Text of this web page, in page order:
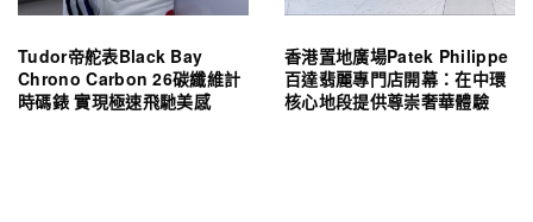
Tudor帝舵表Black Bay
Chrono Carbon 26碳纖維計
時碼錶 實現極速飛馳美感
香港置地廣場Patek Philippe
百達翡麗專門店開幕：在中環
核心地段提供尊崇奢華體驗